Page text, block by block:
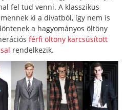
fel tud venni. A klasszikus
ki a divatból, így nem is
a hagyományos öltöny
férfi öltöny karcsúsított
rendelkezik.